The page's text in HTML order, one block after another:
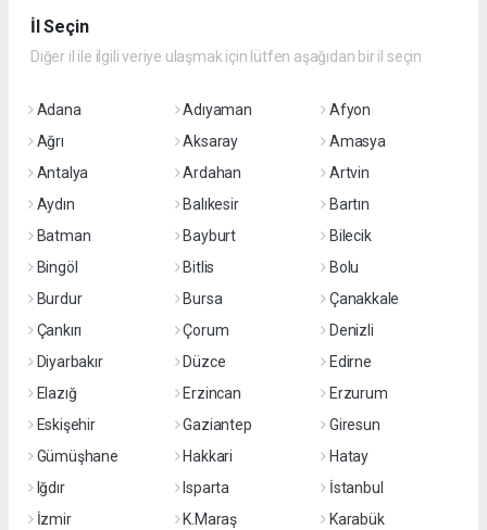
İl Seçin
Diğer il ile ilgili veriye ulaşmak için lütfen aşağıdan bir il seçin
Adana Adıyaman
Afyon
Ağrı
Aksaray
Amasya
Antalya
Ardahan
Artvin
Aydın
Balıkesir
Bartın
Batman
Bayburt
Bilecik
Bingöl
Bitlis
Bolu
Burdur
Bursa
Çanakkale
Çankırı
Çorum
Denizli
Diyarbakır
Düzce
Edirne
Elazığ
Erzincan
Erzurum
Eskişehir
Gaziantep
Giresun
Gümüşhane
Hakkari
Hatay
Iğdır
Isparta
İstanbul
İzmir
K.Maraş
Karabük